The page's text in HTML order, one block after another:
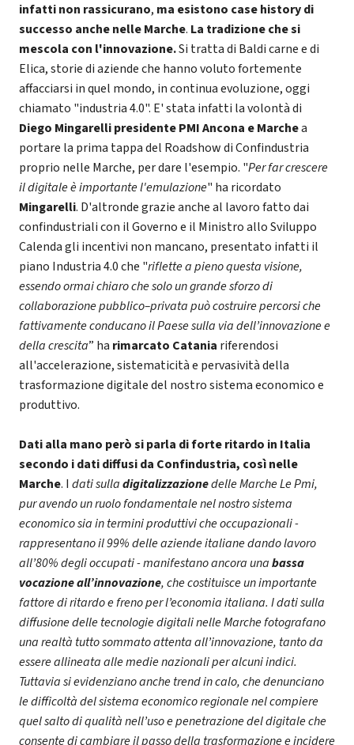
infatti non rassicurano, ma esistono case history di
successo anche nelle Marche. La tradizione che si
mescola con l'innovazione.Si tratta di Baldi carne e di
Elica, storie di aziende che hanno voluto fortemente
affacciarsi in quel mondo, in continua evoluzione, oggi
chiamato "industria 4.0". E' stata infatti la volontà di
Diego Mingarelli presidente PMI Ancona e Marchea
portare la prima tappa del Roadshow di Confindustria
proprio nelle Marche, per dare l'esempio. "Per far crescere
il digitale è importante l'emulazione" ha ricordato
Mingarelli. D'altronde grazie anche al lavoro fatto dai
confindustriali con il Governo e il Ministro allo Sviluppo
Calenda gli incentivi non mancano, presentato infatti il
piano Industria 4.0 che "riflette a pieno questa visione,
essendo ormai chiaro che solo un grande sforzo di
collaborazione pubblico–privata può costruire percorsi che
fattivamente conducano il Paese sulla via dell’innovazione e
della crescita” ha rimarcato Catania riferendosi
all'accelerazione, sistematicità e pervasività della
trasformazione digitale del nostro sistema economico e
produttivo.
Dati alla mano però si parla di forte ritardo in Italia
secondo i dati diffusi da Confindustria, così nelle
Marche. I dati sulladigitalizzazionedelle Marche Le Pmi,
pur avendo un ruolo fondamentale nel nostro sistema
economico sia in termini produttivi che occupazionali -
rappresentano il 99% delle aziende italiane dando lavoro
all’80% degli occupati - manifestano ancora unabassa
vocazione all’innovazione, che costituisce un importante
fattore di ritardo e freno per l’economia italiana. I dati sulla
diffusione delle tecnologie digitali nelle Marche fotografano
una realtà tutto sommato attenta all’innovazione, tanto da
essere allineata alle medie nazionali per alcuni indici.
Tuttavia si evidenziano anche trend in calo, che denunciano
le difficoltà del sistema economico regionale nel compiere
quel salto di qualità nell’uso e penetrazione del digitale che
consente di cambiare il passo della trasformazione e incidere